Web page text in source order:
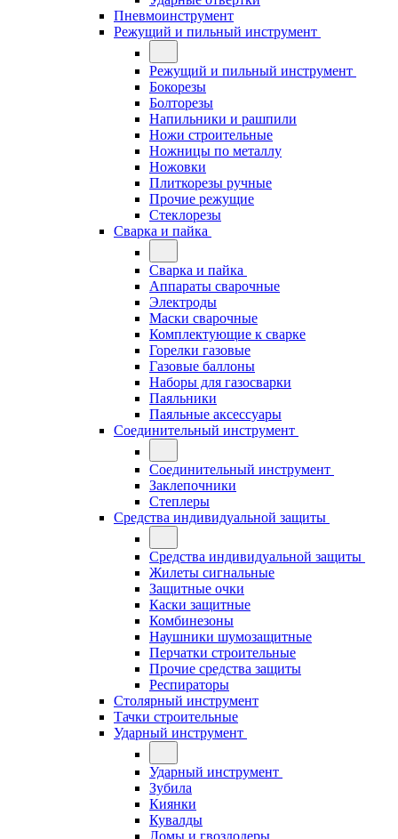
Пневмоинструмент
Режущий и пильный инструмент
Режущий и пильный инструмент
Бокорезы
Болторезы
Напильники и рашпили
Ножи строительные
Ножницы по металлу
Ножовки
Плиткорезы ручные
Прочие режущие
Стеклорезы
Сварка и пайка
Сварка и пайка
Аппараты сварочные
Электроды
Маски сварочные
Комплектующие к сварке
Горелки газовые
Газовые баллоны
Наборы для газосварки
Паяльники
Паяльные аксессуары
Соединительный инструмент
Соединительный инструмент
Заклепочники
Степлеры
Средства индивидуальной защиты
Средства индивидуальной защиты
Жилеты сигнальные
Защитные очки
Каски защитные
Комбинезоны
Наушники шумозащитные
Перчатки строительные
Прочие средства защиты
Респираторы
Столярный инструмент
Тачки строительные
Ударный инструмент
Ударный инструмент
Зубила
Киянки
Кувалды
Ломы и гвоздодеры